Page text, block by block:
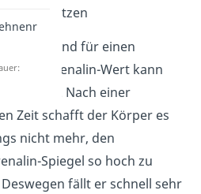
Schwitzen
Ein Grund für einen
Noradrenalin-Wert kann
sein. Nach einer
Zeit schafft der Körper es
nicht mehr, den
Spiegel so hoch zu
fällt er schnell sehr